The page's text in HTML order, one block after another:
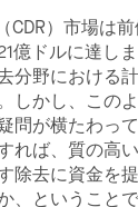
CDR）市場は
億ドルに達し
分野における
しかし、この
問が横たわって
れば、質の高い
除去に資金を
、ということ